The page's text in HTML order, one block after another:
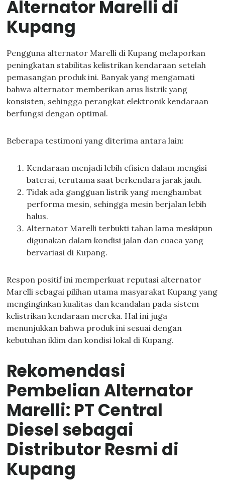
Alternator Marelli di
Kupang
Pengguna alternator Marelli di Kupang melaporkan
peningkatan stabilitas kelistrikan kendaraan setelah
pemasangan produk ini. Banyak yang mengamati
bahwa alternator memberikan arus listrik yang
konsisten, sehingga perangkat elektronik kendaraan
berfungsi dengan optimal.
Beberapa testimoni yang diterima antara lain:
Kendaraan menjadi lebih efisien dalam mengisi
baterai, terutama saat berkendara jarak jauh.
Tidak ada gangguan listrik yang menghambat
performa mesin, sehingga mesin berjalan lebih
halus.
Alternator Marelli terbukti tahan lama meskipun
digunakan dalam kondisi jalan dan cuaca yang
bervariasi di Kupang.
Respon positif ini memperkuat reputasi alternator
Marelli sebagai pilihan utama masyarakat Kupang yang
menginginkan kualitas dan keandalan pada sistem
kelistrikan kendaraan mereka. Hal ini juga
menunjukkan bahwa produk ini sesuai dengan
kebutuhan iklim dan kondisi lokal di Kupang.
Rekomendasi
Pembelian Alternator
Marelli: PT Central
Diesel sebagai
Distributor Resmi di
Kupang